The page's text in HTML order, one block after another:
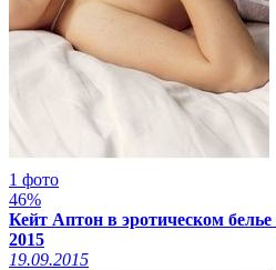
1 фото
46%
Кейт Аптон в эротическом
2015
19.09.2015